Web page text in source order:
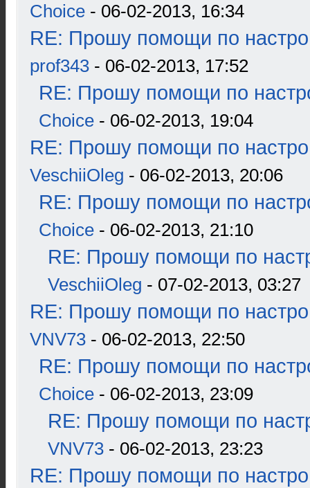
Choice - 06-02-2013, 16:34
RE: Прошу помощи по
prof343 - 06-02-2013, 17:52
RE: Прошу помощи по
Choice - 06-02-2013, 19:04
RE: Прошу помощи по
VeschiiOleg - 06-02-2013, 20:06
RE: Прошу помощи по
Choice - 06-02-2013, 21:10
RE: Прошу помощи по
VeschiiOleg - 07-02-2013, 03:27
RE: Прошу помощи по
VNV73 - 06-02-2013, 22:50
RE: Прошу помощи по
Choice - 06-02-2013, 23:09
RE: Прошу помощи по
VNV73 - 06-02-2013, 23:23
RE: Прошу помощи по